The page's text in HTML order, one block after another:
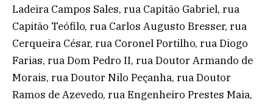
Ladeira Campos Sales, rua Capitão Gabriel, rua
Capitão Teófilo, rua Carlos Augusto Bresser, rua
Cerqueira César, rua Coronel Portilho, rua Diogo
Farias, rua Dom Pedro II, rua Doutor Armando de
Morais, rua Doutor Nilo Peçanha, rua Doutor
Ramos de Azevedo, rua Engenheiro Prestes Maia,